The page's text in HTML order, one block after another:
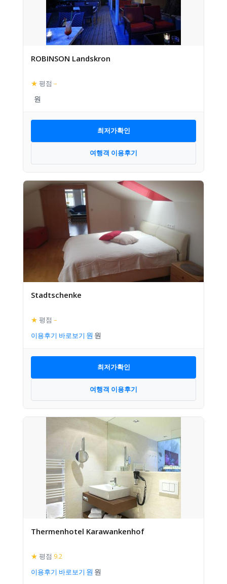
ROBINSON Landskron
★ 평점 –
최저가확인
여행객 이용후기
Stadtschenke
★ 평점 –
이용후기 바로보기
최저가확인
여행객 이용후기
Thermenhotel Karawankenhof
★ 평점 9.2
이용후기 바로보기